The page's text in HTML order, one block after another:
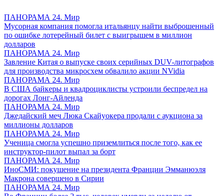
ПАНОРАМА 24. Мир
Мусорная компания помогла итальянцу найти выброшенный
по ошибке лотерейный билет с выигрышем в миллион
долларов
ПАНОРАМА 24. Мир
Завление Китая о выпуске своих серийных DUV-литографов
для производства микросхем обвалило акции NVidia
ПАНОРАМА 24. Мир
В США байкеры и квадроциклисты устроили беспредел на
дорогах Лонг-Айленда
ПАНОРАМА 24. Мир
Джедайский меч Люка Скайуокера продали с аукциона за
миллионы долларов
ПАНОРАМА 24. Мир
Ученица смогла успешно приземлиться после того, как ее
инструктор-пилот выпал за борт
ПАНОРАМА 24. Мир
ИноСМИ: покушение на президента Франции Эмманюэля
Макрона совершено в Сирии
ПАНОРАМА 24. Мир